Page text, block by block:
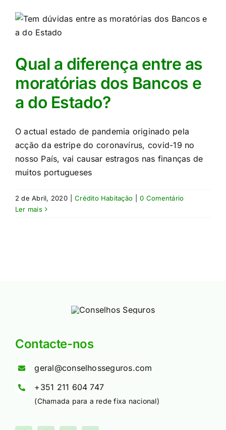
Qual a diferença entre as
moratórias dos Bancos e
a do Estado?
O actual estado de pandemia originado pela
acção da estripe do coronavírus, covid-19 no
nosso País, vai causar estragos nas finanças de
muitos portugueses
2 de Abril, 2020 Crédito Habitação
0 Comentário
Ler mais
Contacte-nos
geral@conselhosseguros.com
+351 211 604 747
(Chamada para a rede fixa nacional)